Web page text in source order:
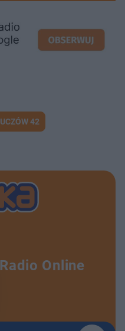
42
Radio Online